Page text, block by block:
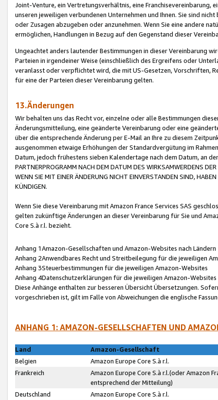
Joint-Venture, ein Vertretungsverhältnis, eine Franchisevereinbarung,
unseren jeweiligen verbundenen Unternehmen und Ihnen. Sie sind
oder Zusagen abzugeben oder anzunehmen. Wenn Sie eine andere
ermöglichen, Handlungen in Bezug auf den Gegenstand dieser
Ungeachtet anders lautender Bestimmungen in dieser Vereinbarung
Parteien in irgendeiner Weise (einschließlich des Ergreifens oder
veranlasst oder verpflichtet wird, die mit US-Gesetzen, Vorschriften,
für eine der Parteien dieser Vereinbarung gelten.
13.Änderungen
Wir behalten uns das Recht vor, einzelne oder alle Bestimmungen
Änderungsmitteilung, eine geänderte Vereinbarung oder eine
über die entsprechende Änderung per E-Mail an Ihre zu diesem
ausgenommen etwaige Erhöhungen der Standardvergütung im
Datum, jedoch frühestens sieben Kalendertage nach dem Datum, an
PARTNERPROGRAMM NACH DEM DATUM DES WIRKSAMWERDENS
WENN SIE MIT EINER ÄNDERUNG NICHT EINVERSTANDEN SIND,
KÜNDIGEN.
Wenn Sie diese Vereinbarung mit Amazon France Services SAS
gelten zukünftige Änderungen an dieser Vereinbarung für Sie und
Core S.à r.l. bezieht.
Anhang 1Amazon-Gesellschaften und Amazon-Websites nach Ländern
Anhang 2Anwendbares Recht und Streitbeilegung für die jeweiligen
Anhang 3Steuerbestimmungen für die jeweiligen Amazon-Websites
Anhang 4Datenschutzerklärungen für die jeweiligen Amazon-Websites
Diese Anhänge enthalten zur besseren Übersicht Übersetzungen.
vorgeschrieben ist, gilt im Falle von Abweichungen die englische
ANHANG 1: AMAZON-GESELLSCHAFTEN UND
Land
Amazon-Gesellschaft
Belgien
Amazon Europe Core S.à r.l.
Frankreich
Amazon Europe Core S.à r.l.(oder Amazon
entsprechend der Mitteilung)
Deutschland
Amazon Europe Core S.à r.l.